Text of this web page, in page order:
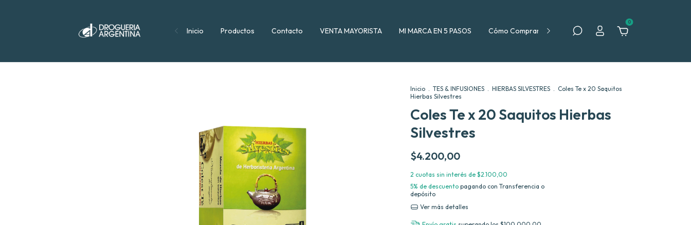
Inicio Productos Contacto VENTA MAYORISTA MI MARCA EN 5 PASOS Cómo Comprar Política de Devolución
0
Inicio . TES & INFUSIONES . HIERBAS SILVESTRES . Coles Te x 20 Saquitos
Hierbas Silvestres
Coles Te x 20 Saquitos Hierbas
Silvestres
$4.200,00
2 cuotas sin interés de $2.100,00
5% de descuento pagando con Transferencia o
depósito
Ver más detalles